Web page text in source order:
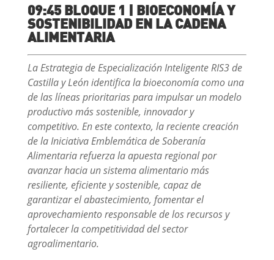
09:45 BLOQUE 1 | BIOECONOMÍA Y
SOSTENIBILIDAD EN LA CADENA
ALIMENTARIA
La Estrategia de Especialización Inteligente RIS3 de
Castilla y León identifica la bioeconomía como una
de las líneas prioritarias para impulsar un modelo
productivo más sostenible, innovador y
competitivo. En este contexto, la reciente creación
de la Iniciativa Emblemática de Soberanía
Alimentaria refuerza la apuesta regional por
avanzar hacia un sistema alimentario más
resiliente, eficiente y sostenible, capaz de
garantizar el abastecimiento, fomentar el
aprovechamiento responsable de los recursos y
fortalecer la competitividad del sector
agroalimentario.